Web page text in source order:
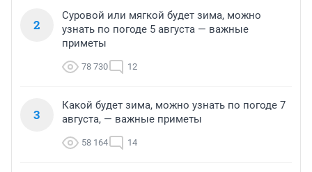
2
Суровой или мягкой будет зима, можно
узнать по погоде 5 августа — важные
приметы
78 730 12
3
Какой будет зима, можно узнать по погоде 7
августа, — важные приметы
58 164 14